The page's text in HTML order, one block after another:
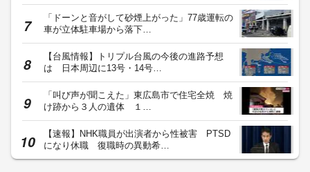
「ドーンと音がして砂煙上がった」77歳運転の
車が立体駐車場から落下…
【台風情報】トリプル台風の今後の進路予想
は 日本周辺に13号・14号…
「叫び声が聞こえた」東広島市で住宅全焼 焼
け跡から３人の遺体 １…
【速報】NHK職員が出演者から性被害 PTSD
になり休職 復職時の異動希…